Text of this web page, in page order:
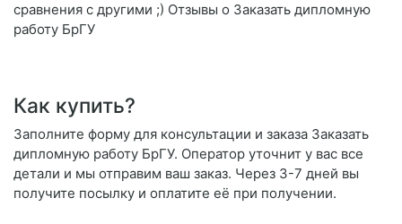
сравнения с другими ;) Отзывы о Заказать дипломную
работу БрГУ
Как купить?
Заполните форму для консультации и заказа Заказать
дипломную работу БрГУ. Оператор уточнит у вас все
детали и мы отправим ваш заказ. Через 3-7 дней вы
получите посылку и оплатите её при получении.